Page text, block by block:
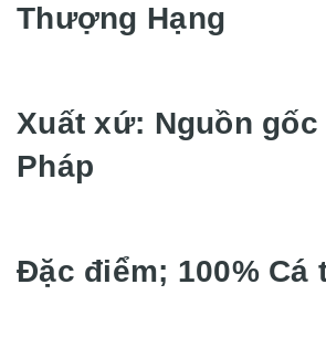
Thượng Hạng
Xuất xứ: Nguồn gốc
Pháp
Đặc điểm; 100% Cá